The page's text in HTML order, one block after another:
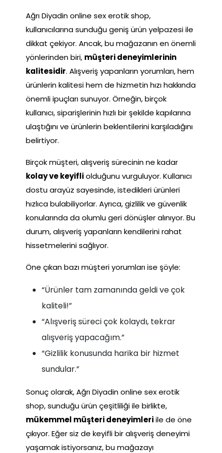
Ağrı Diyadin online sex erotik shop,
kullanıcılarına sunduğu geniş ürün yelpazesi ile
dikkat çekiyor. Ancak, bu mağazanın en önemli
yönlerinden biri, müşteri deneyimlerinin
kalitesidir. Alışveriş yapanların yorumları, hem
ürünlerin kalitesi hem de hizmetin hızı hakkında
önemli ipuçları sunuyor. Örneğin, birçok
kullanıcı, siparişlerinin hızlı bir şekilde kapılarına
ulaştığını ve ürünlerin beklentilerini karşıladığını
belirtiyor.
Birçok müşteri, alışveriş sürecinin ne kadar
kolay ve keyifliolduğunu vurguluyor. Kullanıcı
dostu arayüz sayesinde, istedikleri ürünleri
hızlıca bulabiliyorlar. Ayrıca, gizlilik ve güvenlik
konularında da olumlu geri dönüşler alınıyor. Bu
durum, alışveriş yapanların kendilerini rahat
hissetmelerini sağlıyor.
Öne çıkan bazı müşteri yorumları ise şöyle:
“Ürünler tam zamanında geldi ve çok
kaliteli!”
“Alışveriş süreci çok kolaydı, tekrar
alışveriş yapacağım.”
“Gizlilik konusunda harika bir hizmet
sundular.”
Sonuç olarak, Ağrı Diyadin online sex erotik
shop, sunduğu ürün çeşitliliği ile birlikte,
mükemmel müşteri deneyimleriile de öne
çıkıyor. Eğer siz de keyifli bir alışveriş deneyimi
yaşamak istiyorsanız, bu mağazayı